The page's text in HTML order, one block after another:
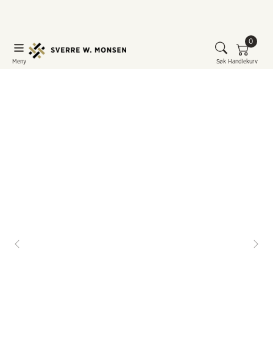
Søk
Meny
0
Handlekurv